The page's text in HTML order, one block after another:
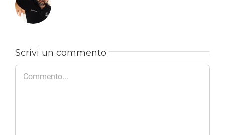
Scrivi un commento
Commento